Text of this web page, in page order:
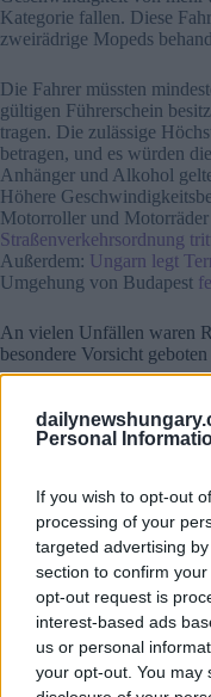
Personal
If you wish to opt-out
processing of your
targeted advertising
section to confirm
opt-out request is
interest-based ads
us or personal
your opt-out. You may
Kategorie fallen. Diese
zweirädrige Mopeds
Die Fahrer müssten
gültigen Führerschein
tragen. Die zulässige
betragen, und es würden
Anhänger und Alkohol
Höhere
Motorroller und
Straßenverkehrsordnung
Außerdem: Ungarn legt
Umgehung von Budapest
An vielen Unfällen waren
besondere Vorsicht geboten
Verkehrssicherheit am
wird die überarbeitete
bestehenden
z.B. die vorgeschriebenen
Überholen durch andere
Die Dringlichkeit der
durch alarmierende
vor kurzem auf einer vom
Unfallverhütung
wurden, zeigen, dass